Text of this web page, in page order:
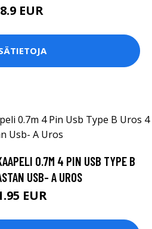
EUR
0.7M 4 PIN USB TYPE B
USB- A UROS
EUR